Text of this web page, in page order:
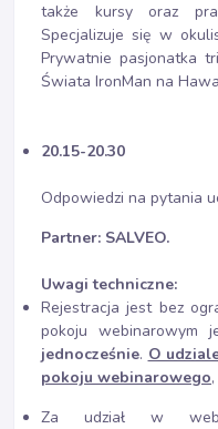
także kursy oraz
Specjalizuje się w
Prywatnie pasjonatka
Świata IronMan na
20.15-20.30
Odpowiedzi na pytania
Partner: SALVEO.
Uwagi techniczne:
Rejestracja jest bez
pokoju webinarowym
jednocześnie. O
pokoju webinarowego
Za udział w